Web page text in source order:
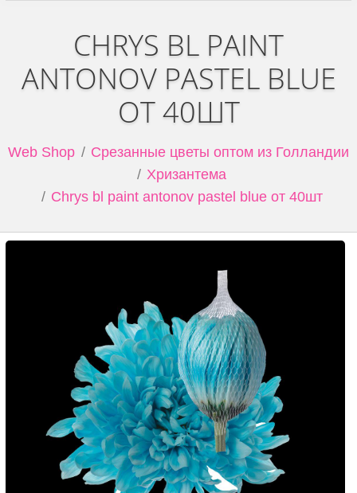
CHRYS BL PAINT
ANTONOV PASTEL BLUE
ОТ 40ШТ
Web Shop
Срезанные цветы оптом из Голландии
Хризантема
Chrys bl paint antonov pastel blue от 40шт